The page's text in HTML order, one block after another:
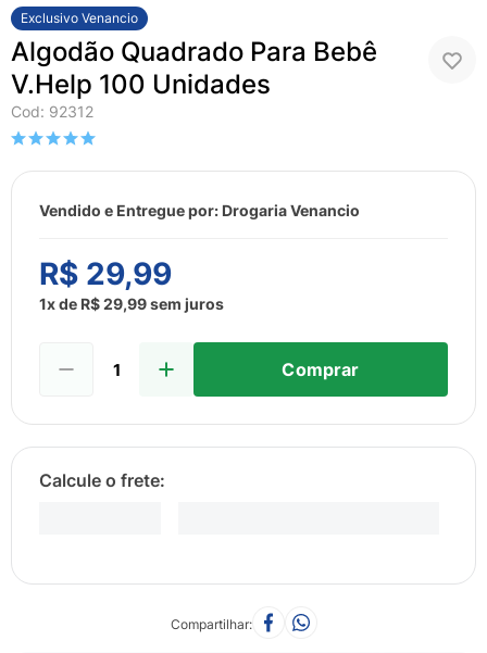
Exclusivo Venancio
Algodão Quadrado Para Bebê
V.Help 100 Unidades
Cod: 92312
Vendido e Entregue por: Drogaria Venancio
R$ 29,99
1x de R$29,99sem juros
Comprar
Compartilhar
fly gotas
º
protetor solar
10º